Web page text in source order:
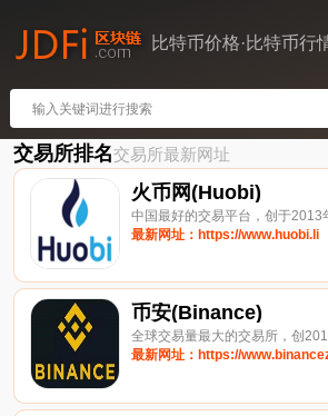
比特币价格·比特币行
交易所排名交易所最新网址
火币网(Huobi)
中国最好的交易平台，创于2013
最新网址：https://www.huobi.li
币安(Binance)
全球交易量最大的交易所，创
最新网址：https://